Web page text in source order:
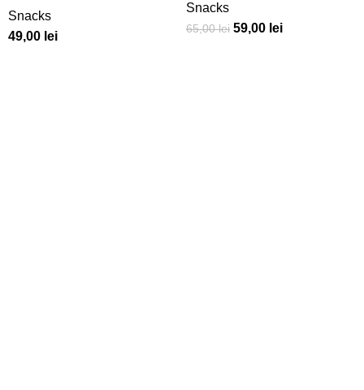
Snacks
49,00 lei
Snacks
65,00lei 59,00 lei